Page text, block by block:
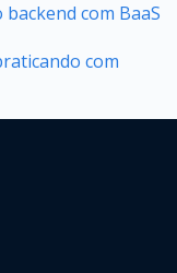
com BaaS
com